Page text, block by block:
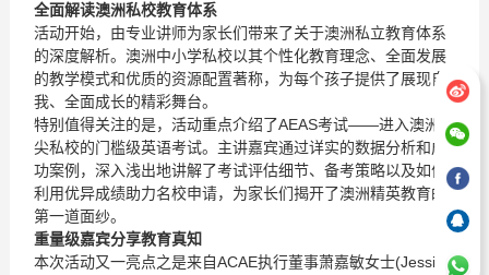
全面解读澳洲私校教育体系
活动开始，由专业讲师为家长们带来了关于澳洲私立教育体系
的深度解析。澳洲中小学私校以其个性化教育理念、全面发展
的教学模式和优质的资源配置著称，为每个孩子提供了展现自
我、全面成长的精彩舞台。
特别值得关注的是，活动重点介绍了AEAS考试——进入澳洲顶
尖私校的门槛级英语考试。主讲嘉宾通过详实的数据分析和成
功案例，深入浅出地讲解了考试评估细节、备考策略以及如何
利用优异成绩助力名校申请，为家长们揭开了澳洲精英教育的
第一道面纱。
重量级嘉宾分享教育真知
本次活动又一亮点之是来自ACAE执行董事萧嘉敏女士(Jessie